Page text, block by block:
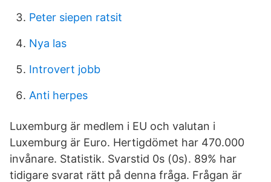
Peter siepen ratsit
Nya las
Introvert jobb
Anti herpes
Luxemburg är medlem i EU och valutan i
Luxemburg är Euro. Hertigdömet har 470.000
invånare. Statistik. Svarstid 0s (0s). 89% har
tidigare svarat rätt på denna fråga. Frågan är